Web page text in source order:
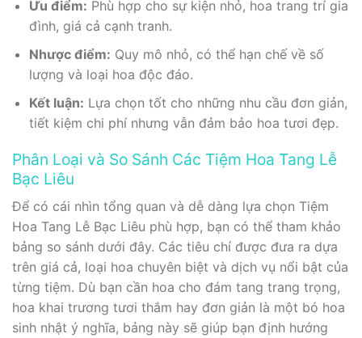
Ưu điểm: Phù hợp cho sự kiện nhỏ, hoa trang trí gia
đình, giá cả cạnh tranh.
Nhược điểm: Quy mô nhỏ, có thể hạn chế về số
lượng và loại hoa độc đáo.
Kết luận: Lựa chọn tốt cho những nhu cầu đơn giản,
tiết kiệm chi phí nhưng vẫn đảm bảo hoa tươi đẹp.
Phân Loại và So Sánh Các Tiệm Hoa Tang Lễ
Bạc Liêu
Để có cái nhìn tổng quan và dễ dàng lựa chọn Tiệm
Hoa Tang Lễ Bạc Liêu phù hợp, bạn có thể tham khảo
bảng so sánh dưới đây. Các tiêu chí được đưa ra dựa
trên giá cả, loại hoa chuyên biệt và dịch vụ nổi bật của
từng tiệm. Dù bạn cần hoa cho đám tang trang trọng,
hoa khai trương tươi thắm hay đơn giản là một bó hoa
sinh nhật ý nghĩa, bảng này sẽ giúp bạn định hướng